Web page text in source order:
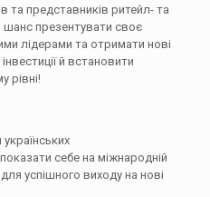
та представників ритейл- та
шанс презентувати своє
лідерами та отримати нові
й встановити
рівні!
себе на міжнародній
успішного виходу на нові